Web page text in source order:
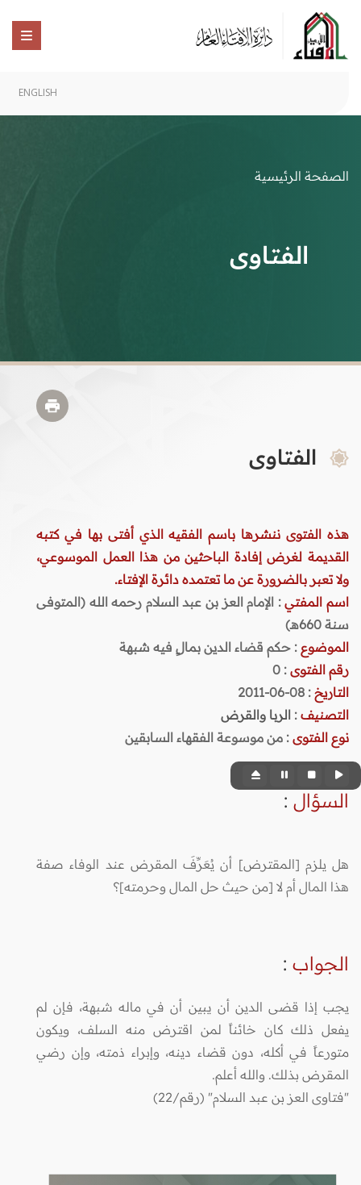
ENGLISH
الصفحة الرئيسية
الفتاوى
الفتاوى
هذه الفتوى ننشرها باسم الفقيه الذي أفتى بها في كتبه
القديمة لغرض إفادة الباحثين من هذا العمل الموسوعي،
ولا تعبر بالضرورة عن ما تعتمده دائرة الإفتاء.
اسم المفتي: الإمام العز بن عبد السلام رحمه الله (المتوفى
سنة 660هـ)
الموضوع : حكم قضاء الدين بمالٍ فيه شبهة
رقم الفتوى :
0
التاريخ : 08-06-2011
التصنيف : الربا والقرض
نوع الفتوى : من موسوعة الفقهاء السابقين
السؤال :
هل يلزم [المقترض] أن يُعَرِّفَ المقرض عند الوفاء صفة
هذا المال أم لا [من حيث حل المال وحرمته]؟
الجواب :
يجب إذا قضى الدين أن يبين أن في ماله شبهة، فإن لم
يفعل ذلك كان خائناً لمن اقترض منه السلف، ويكون
متورعاً في أكله، دون قضاء دينه، وإبراء ذمته، وإن رضي
المقرض بذلك. والله أعلم.
"فتاوى العز بن عبد السلام" (رقم/22)